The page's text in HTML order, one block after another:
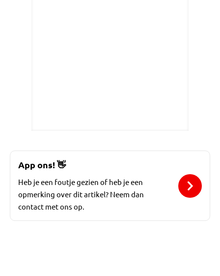
App ons!👋
Heb je een foutje gezien of heb je een
opmerking over dit artikel? Neem dan
contact met ons op.